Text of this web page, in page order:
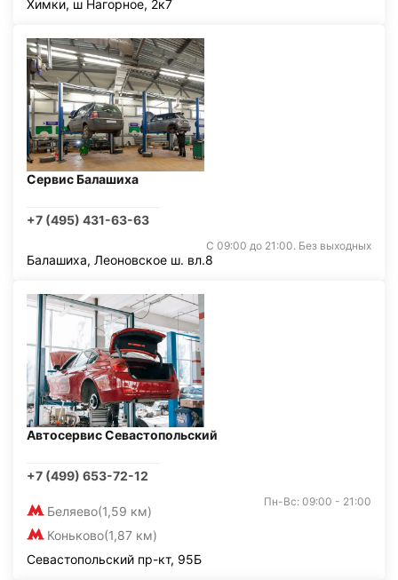
Химки, ш Нагорное, 2к7
Сервис Балашиха
+7 (495) 431-63-63
С 09:00 до 21:00. Без выходных
Балашиха, Леоновское ш. вл.8
Автосервис Севастопольский
+7 (499) 653-72-12
Беляево(1,59 км)
Коньково(1,87 км)
Пн-Вс: 09:00 - 21:00
Севастопольский пр-кт, 95Б